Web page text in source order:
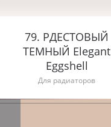
79. РДЕСТОВЫЙ
ТЕМНЫЙ Elegant
Eggshell
Для радиаторов